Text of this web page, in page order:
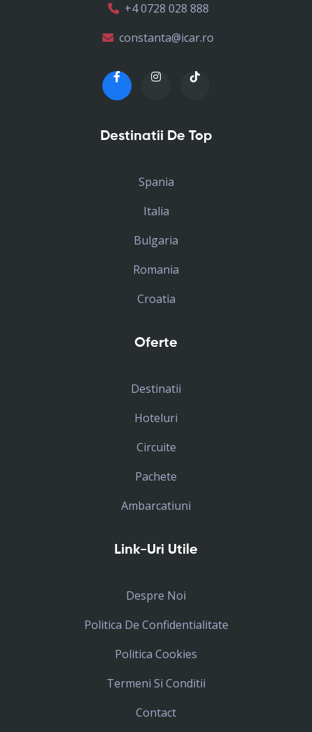
+4 0728 028 888
constanta@icar.ro
Destinatii De Top
Spania
Italia
Bulgaria
Romania
Croatia
Oferte
Destinatii
Hoteluri
Circuite
Pachete
Ambarcatiuni
Link-Uri Utile
Despre Noi
Politica De Confidentialitate
Politica Cookies
Termeni Si Conditii
Contact